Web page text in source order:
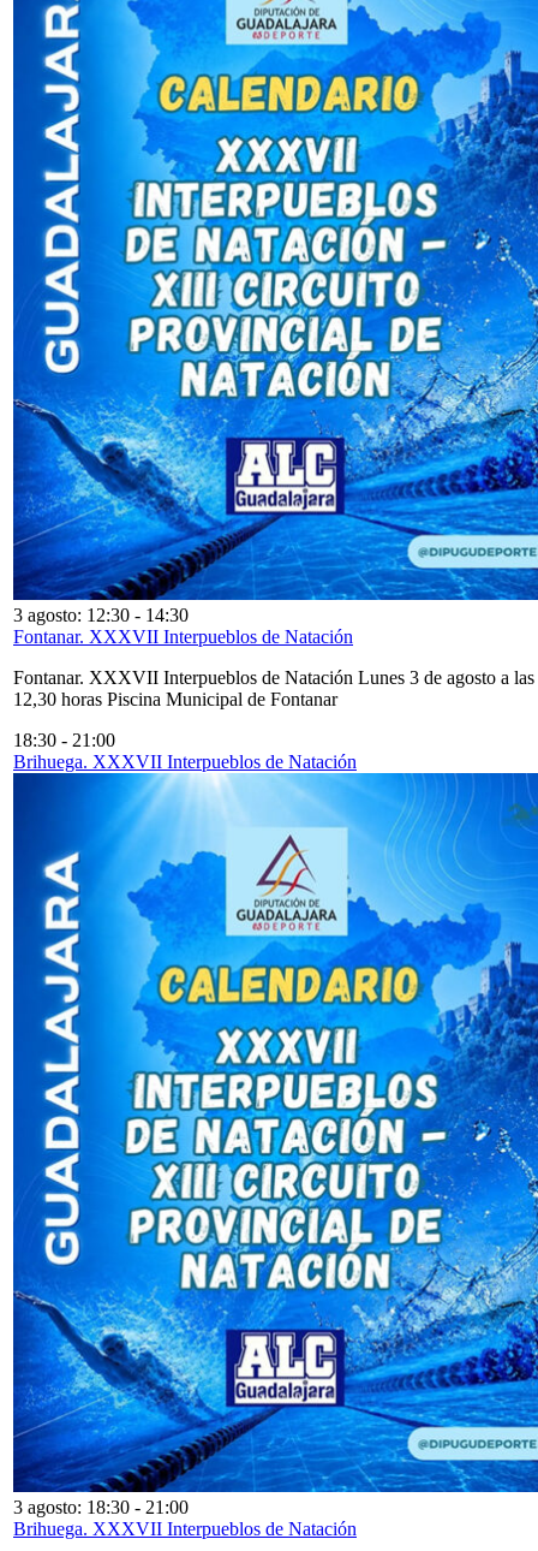
3 agosto: 12:30 - 14:30
Fontanar. XXXVII Interpueblos de Natación
Fontanar. XXXVII Interpueblos de Natación Lunes 3 de agosto a las
12,30 horas Piscina Municipal de Fontanar
18:30 - 21:00
Brihuega. XXXVII Interpueblos de Natación
3 agosto: 18:30 - 21:00
Brihuega. XXXVII Interpueblos de Natación